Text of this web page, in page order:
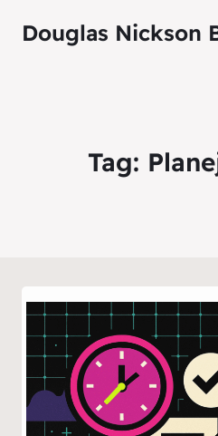
Douglas Nickson
Tag: